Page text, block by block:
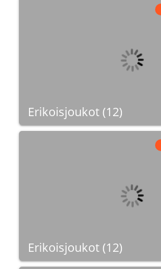
Erikoisjoukot (12)
Erikoisjoukot (12)